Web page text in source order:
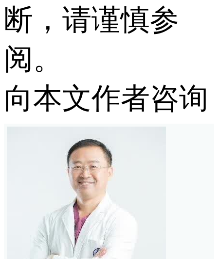
断，请谨慎参
阅。
向本文作者咨询